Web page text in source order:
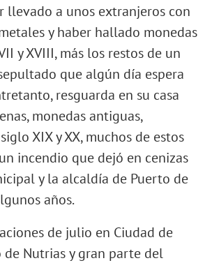
llevado a unos extranjeros con
y haber hallado monedas
y XVIII, más los restos de un
que algún día espera
resguarda en su casa
monedas antiguas,
XIX y XX, muchos de estos
incendio que dejó en cenizas
y la alcaldía de Puerto de
años.
de julio en Ciudad de
de Nutrias y gran parte del